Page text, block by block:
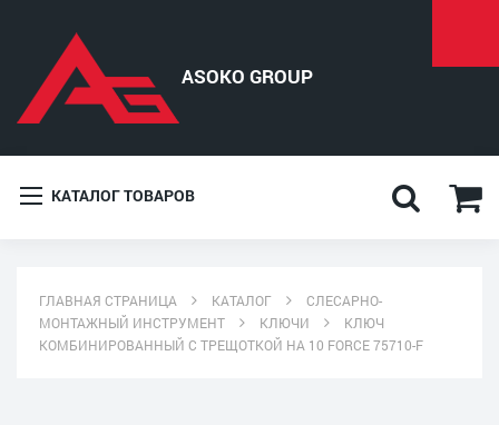
КАТАЛОГ ТОВАРОВ
ГЛАВНАЯ СТРАНИЦА КАТАЛОГ
СЛЕСАРНО-
МОНТАЖНЫЙ ИНСТРУМЕНТ
КЛЮЧИ
КЛЮЧ
КОМБИНИРОВАННЫЙ С ТРЕЩОТКОЙ НА 10 FORCE 75710-F